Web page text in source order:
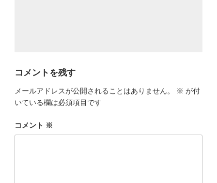
コメントを残す
メールアドレスが公開されることはありません。 ※ が付
いている欄は必須項目です
コメント ※